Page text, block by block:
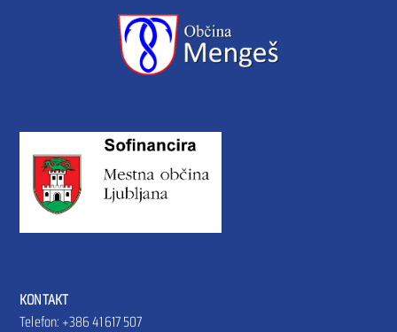
KONTAKT
Telefon: +38641 617 507